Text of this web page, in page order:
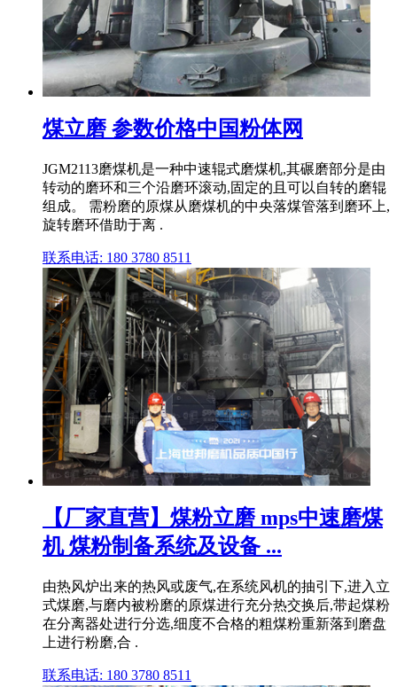
煤立磨 参数价格中国粉体网
JGM2113磨煤机是一种中速辊式磨煤机,其碾磨部分是由
转动的磨环和三个沿磨环滚动,固定的且可以自转的磨辊
组成。 需粉磨的原煤从磨煤机的中央落煤管落到磨环上,
旋转磨环借助于离 .
联系电话: 180 3780 8511
【厂家直营】煤粉立磨 mps中速磨煤
机 煤粉制备系统及设备 ...
由热风炉出来的热风或废气,在系统风机的抽引下,进入立
式煤磨,与磨内被粉磨的原煤进行充分热交换后,带起煤粉
在分离器处进行分选,细度不合格的粗煤粉重新落到磨盘
上进行粉磨,合 .
联系电话: 180 3780 8511